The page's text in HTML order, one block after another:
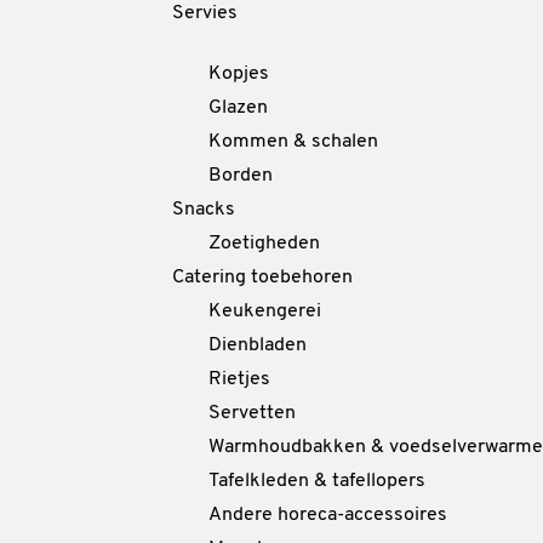
Servies
Kopjes
Glazen
Kommen & schalen
Borden
Snacks
Zoetigheden
Catering toebehoren
Keukengerei
Dienbladen
Rietjes
Servetten
Warmhoudbakken &
Tafelkleden & tafellopers
Andere horeca-accessoires